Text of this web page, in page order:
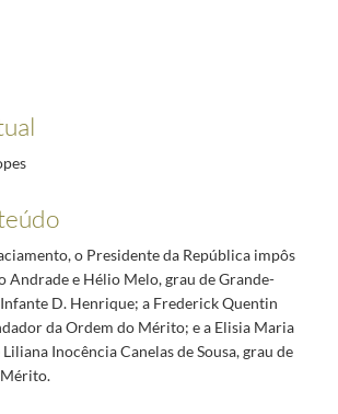
o Presidente da República impôs
Andrade e Hélio Melo, grau de Grande-
D. Henrique; a Frederick Quentin
da Ordem do Mérito; e a Elisia Maria
Liliana Inocência Canelas de Sousa, grau de